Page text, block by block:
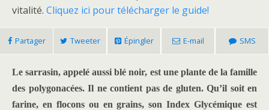
vitalité. Cliquez ici pour télécharger le guide!
Partager Tweeter Épingler E-mail SMS
Le sarrasin, appelé aussi blé noir, est une plante de la famille
des polygonacées. Il ne contient pas de gluten. Qu’il soit en
farine, en flocons ou en grains, son Index Glycémique est